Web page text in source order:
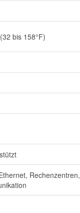
bis 158°F)
Rechenzentren,